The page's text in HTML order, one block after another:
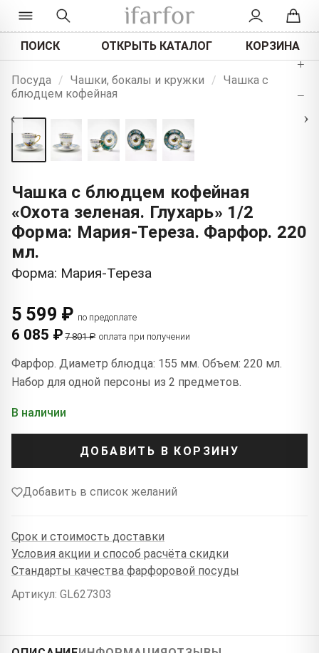
ПОИСК ОТКРЫТЬ КАТАЛОГ КОРЗИНА
Посуда / Чашки, бокалы и кружки / Чашка с
блюдцем кофейная
‹ ›
+
−
Чашка с блюдцем кофейная
«Охота зеленая. Глухарь» 1/2
Форма: Мария-Тереза. Фарфор. 220
мл.
Форма: Мария-Тереза
5 599 ₽ по предоплате
6 085 ₽ 7 801 ₽ оплата при получении
Фарфор. Диаметр блюдца: 155 мм. Объем: 220 мл.
Набор для одной персоны из 2 предметов.
В наличии
ДОБАВИТЬ В КОРЗИНУ
Добавить в список желаний
Срок и стоимость доставки
Условия акции и способ расчёта скидки
Стандарты качества фарфоровой посуды
Артикул: GL627303